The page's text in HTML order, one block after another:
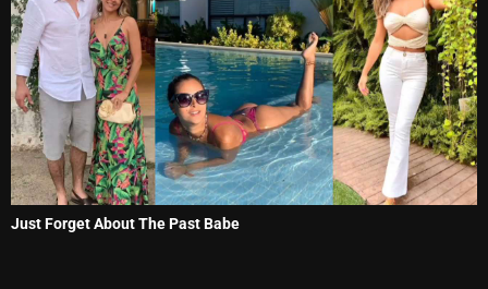
Just Forget About The Past Babe